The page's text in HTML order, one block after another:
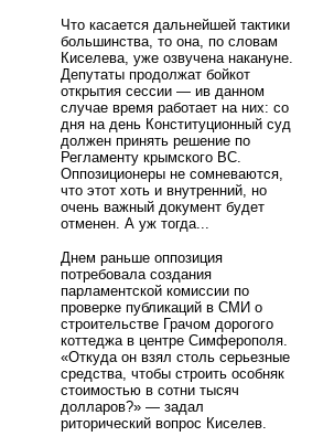
Что касается дальнейшей тактики
большинства, то она, по словам
Киселева, уже озвучена накануне.
Депутаты продолжат бойкот
открытия сессии — ив данном
случае время работает на них: со
дня на день Конституционный суд
должен принять решение по
Регламенту крымского ВС.
Оппозиционеры не сомневаются,
что этот хоть и внутренний, но
очень важный документ будет
отменен. А уж тогда...
Днем раньше оппозиция
потребовала создания
парламентской комиссии по
проверке публикаций в СМИ о
строительстве Грачом дорогого
коттеджа в центре Симферополя.
«Откуда он взял столь серьезные
средства, чтобы строить особняк
стоимостью в сотни тысяч
долларов?» — задал
риторический вопрос Киселев.